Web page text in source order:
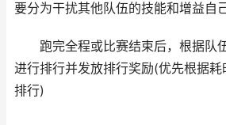
要分为干扰其他队伍的技能和增益自
跑完全程或比赛结束后，根据队
进行排行并发放排行奖励(优先根据
排行)